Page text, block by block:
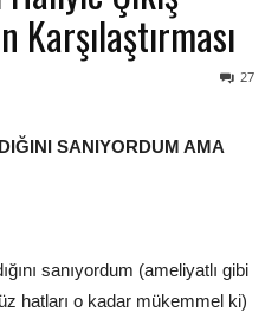
Karşılaştırması
27
SANIYORDUM AMA
sanıyordum (ameliyatlı gibi
hatları o kadar mükemmel ki)